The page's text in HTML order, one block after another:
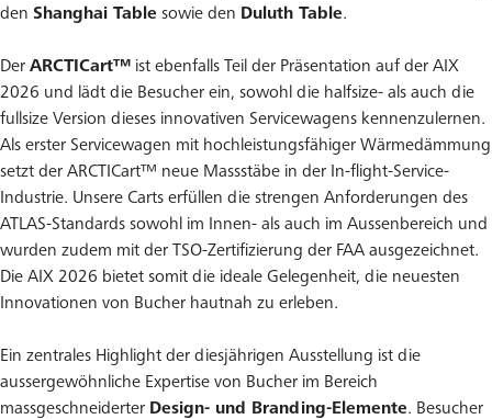
den Shanghai Table sowie den Duluth Table.
Der ARCTICart™ ist ebenfalls Teil der Präsentation auf der AIX
2026 und lädt die Besucher ein, sowohl die halfsize- als auch die
fullsize Version dieses innovativen Servicewagens kennenzulernen.
Als erster Servicewagen mit hochleistungsfähiger Wärmedämmung
setzt der ARCTICart™ neue Massstäbe in der In-flight-Service-
Industrie. Unsere Carts erfüllen die strengen Anforderungen des
ATLAS-Standards sowohl im Innen- als auch im Aussenbereich und
wurden zudem mit der TSO-Zertifizierung der FAA ausgezeichnet.
Die AIX 2026 bietet somit die ideale Gelegenheit, die neuesten
Innovationen von Bucher hautnah zu erleben.
Ein zentrales Highlight der diesjährigen Ausstellung ist die
aussergewöhnliche Expertise von Bucher im Bereich
massgeschneiderter Design- und Branding-Elemente. Besucher